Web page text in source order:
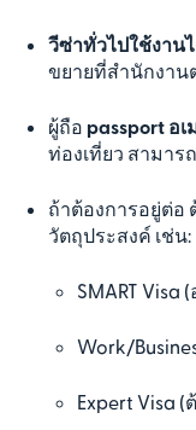
วีซ่าทั่วไปใช้งาน
ขยายที่สำนักงาน
ผู้ถือ passport อ
ท่องเที่ยว สามาร
ถ้าต้องการอยู่ต่อ
วัตถุประสงค์ เช่น:
SMART Visa
Work/
Expert Visa